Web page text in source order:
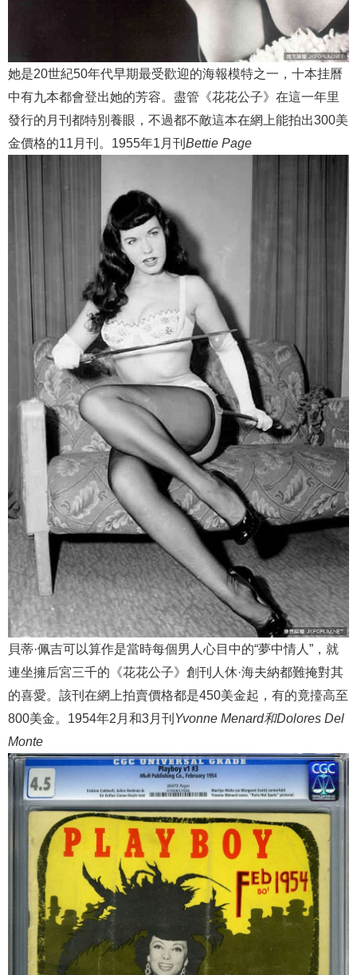
她是20世紀50年代早期最受歡迎的海報模特之一，十本挂曆
中有九本都會登出她的芳容。盡管《花花公子》在這一年里
發行的月刊都特別養眼，不過都不敵這本在網上能拍出300美
金價格的11月刊。1955年1月刊 Bettie Page
貝蒂·佩吉可以算作是當時每個男人心目中的“夢中情人”，就
連坐擁后宮三千的《花花公子》創刊人休·海夫納都難掩對其
的喜愛。該刊在網上拍賣價格都是450美金起，有的竟擡高至
800美金。1954年2月和3月刊 Yvonne Menard和Dolores Del
Monte